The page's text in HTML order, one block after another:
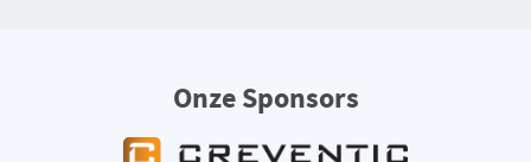
Onze Sponsors